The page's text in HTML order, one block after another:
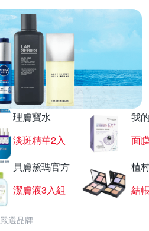
理膚寶水
淡斑精華2入
我
面
貝膚黛瑪官方
潔膚液3入組
植
結
嚴選品牌